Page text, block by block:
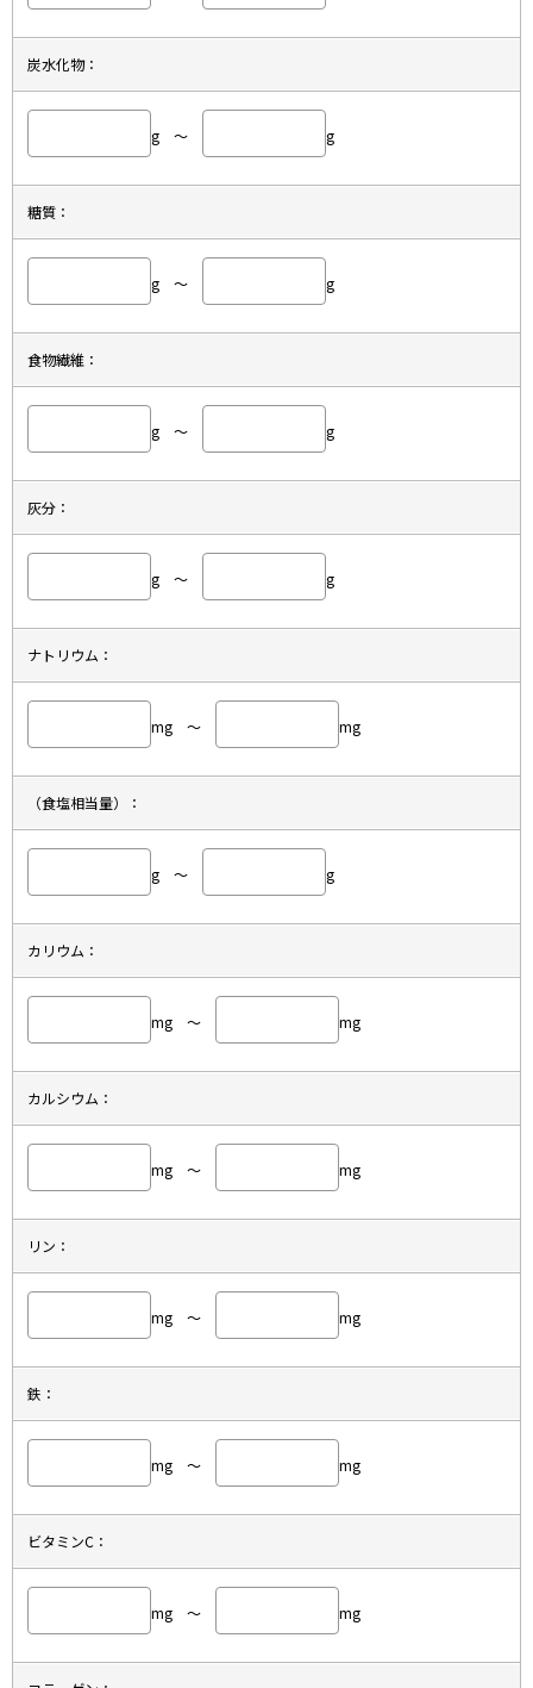
炭水化物：
g ～ g
糖質：
g ～ g
食物繊維：
g ～ g
灰分：
g ～ g
ナトリウム：
mg ～ mg
（食塩相当量）：
g ～ g
カリウム：
mg ～ mg
カルシウム：
mg ～ mg
リン：
mg ～ mg
鉄：
mg ～ mg
ビタミンC：
mg ～ mg